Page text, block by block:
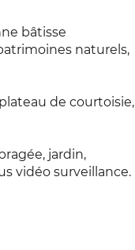
bâtisse
naturels,
de courtoisie,
jardin,
vidéo surveillance.